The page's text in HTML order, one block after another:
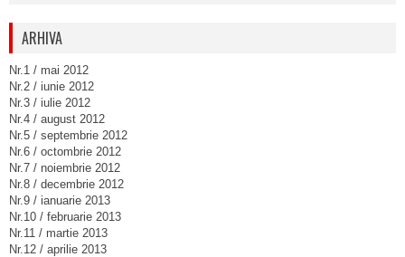
ARHIVA
Nr.1 / mai 2012
Nr.2 / iunie 2012
Nr.3 / iulie 2012
Nr.4 / august 2012
Nr.5 / septembrie 2012
Nr.6 / octombrie 2012
Nr.7 / noiembrie 2012
Nr.8 / decembrie 2012
Nr.9 / ianuarie 2013
Nr.10 / februarie 2013
Nr.11 / martie 2013
Nr.12 / aprilie 2013